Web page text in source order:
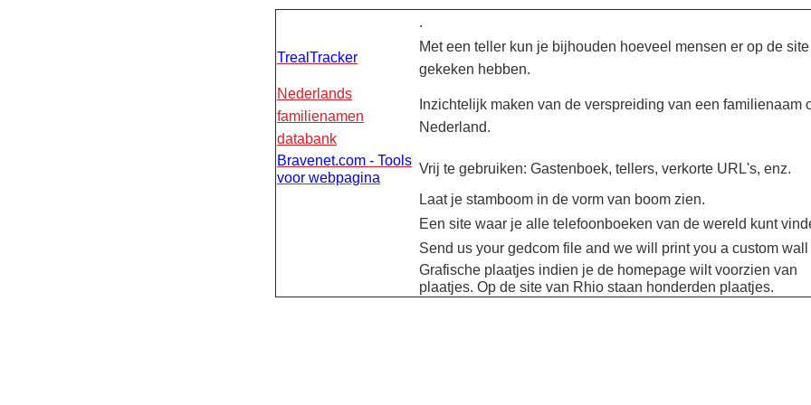
.
TrealTracker
Met een teller kun je bijhouden hoeveel mensen er op de site
gekeken hebben.
Nederlands
familienamen
databank
Inzichtelijk maken van de verspreiding van een familienaam
Nederland.
Bravenet.com - Tools
voor webpagina
Vrij te gebruiken: Gastenboek, tellers, verkorte URL's, enz.
Laat je stamboom in de vorm van boom zien.
Een site waar je alle telefoonboeken van de wereld kunt
Send us your gedcom file and we will print you a custom wall
Grafische plaatjes indien je de homepage wilt voorzien van
plaatjes. Op de site van Rhio staan honderden plaatjes.